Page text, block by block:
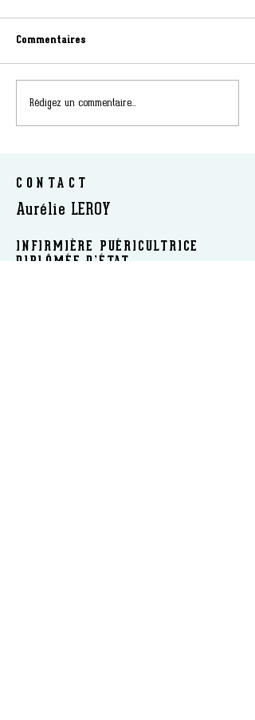
Commentaires
Rédigez un commentaire...
CONTACT
Aurélie LEROY
INFIRMIÈRE PUÉRICULTRICE
DIPLÔMÉE D’ÉTAT